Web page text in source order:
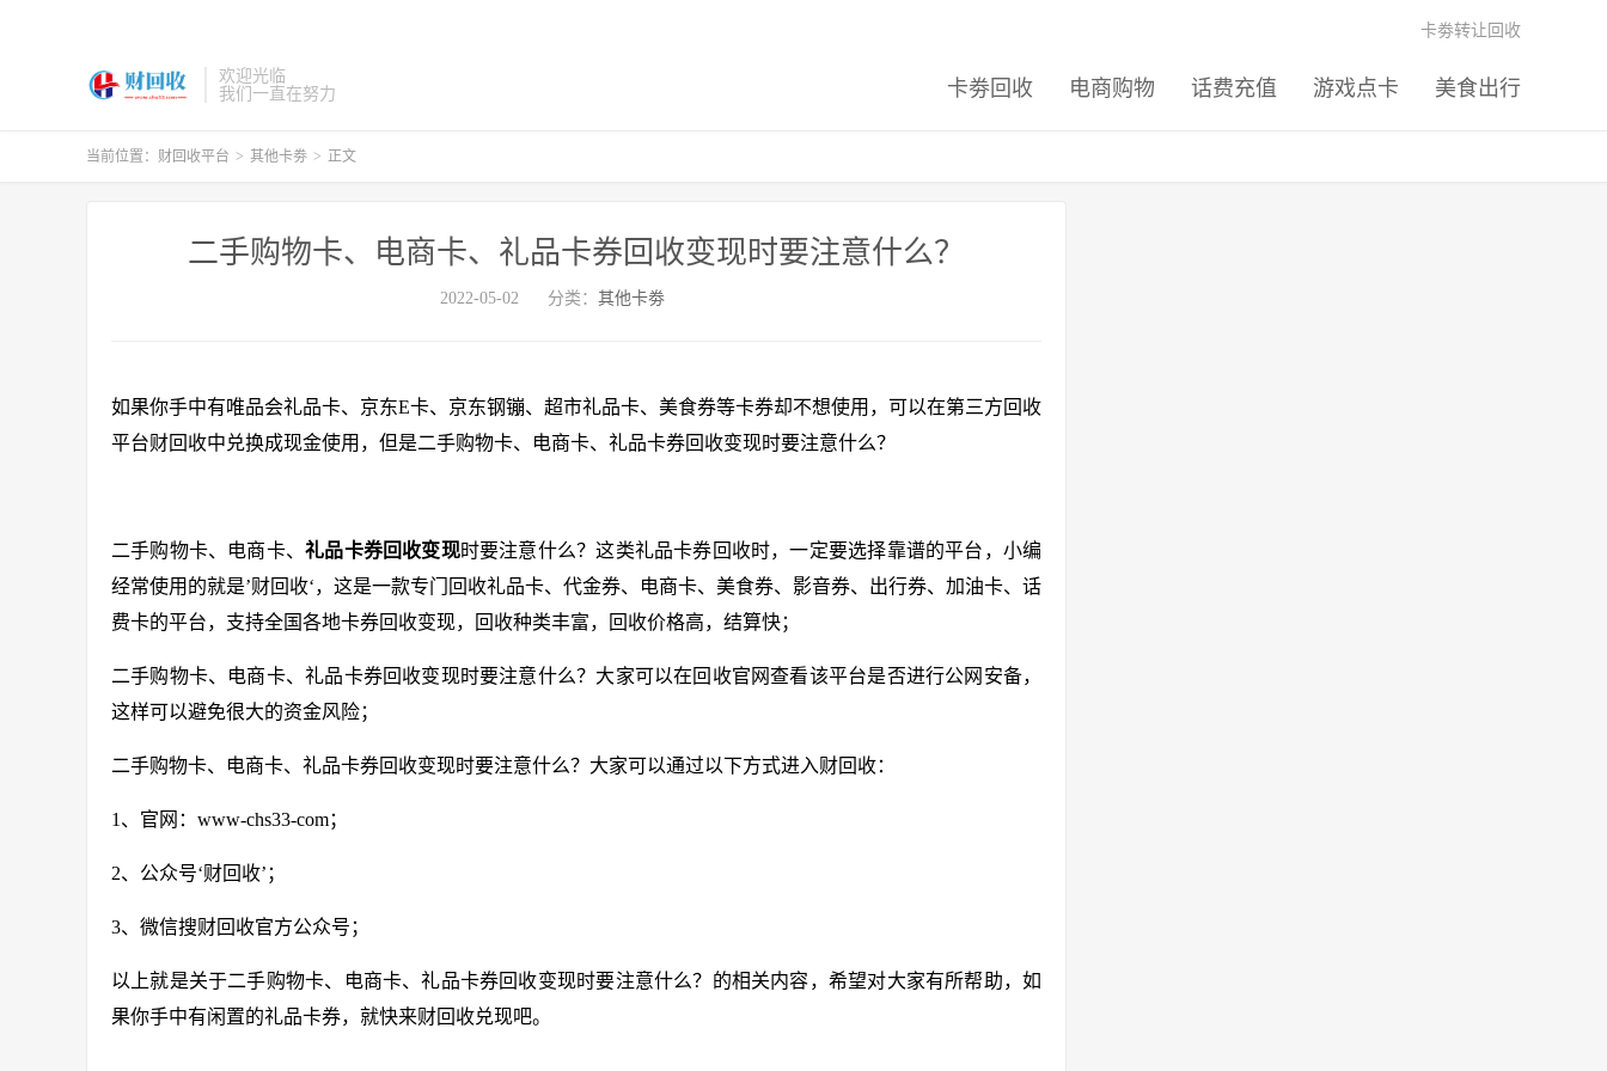
欢迎光临
我们一直在努力
卡劵回收 电商购物 话费充值 游戏点卡 美食出行
卡劵转让回收
当前位置： 财回收平台 > 其他卡劵 > 正文
二手购物卡、电商卡、礼品卡券回收变现时要注意什么？
2022-05-02 分类： 其他卡劵
如果你手中有唯品会礼品卡、京东E卡、京东钢镚、超市礼品卡、美食券等卡券却不想使用，可以在第三方回收
平台财回收中兑换成现金使用，但是二手购物卡、电商卡、礼品卡券回收变现时要注意什么？
二手购物卡、电商卡、礼品卡券回收变现时要注意什么？这类礼品卡券回收时，一定要选择靠谱的平台，小编
经常使用的就是’财回收‘，这是一款专门回收礼品卡、代金券、电商卡、美食券、影音券、出行券、加油卡、话
费卡的平台，支持全国各地卡券回收变现，回收种类丰富，回收价格高，结算快；
二手购物卡、电商卡、礼品卡券回收变现时要注意什么？大家可以在回收官网查看该平台是否进行公网安备，
这样可以避免很大的资金风险；
二手购物卡、电商卡、礼品卡券回收变现时要注意什么？大家可以通过以下方式进入财回收：
1、官网： www-chs33-com；
2、公众号‘财回收’；
3、微信搜财回收官方公众号；
以上就是关于二手购物卡、电商卡、礼品卡券回收变现时要注意什么？的相关内容，希望对大家有所帮助，如
果你手中有闲置的礼品卡券，就快来财回收兑现吧。